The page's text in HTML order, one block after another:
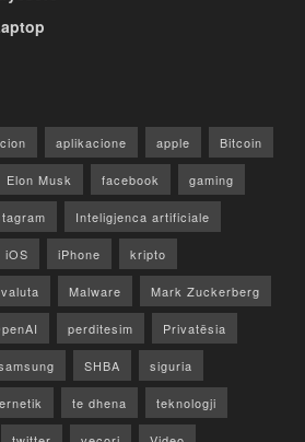
aplikacione apple Bitcoin
Elon Musk facebook gaming
Inteligjenca artificiale
iOS iPhone kripto
Malware Mark Zuckerberg
perditesim Privatësia
SHBA siguria
te dhena teknologji